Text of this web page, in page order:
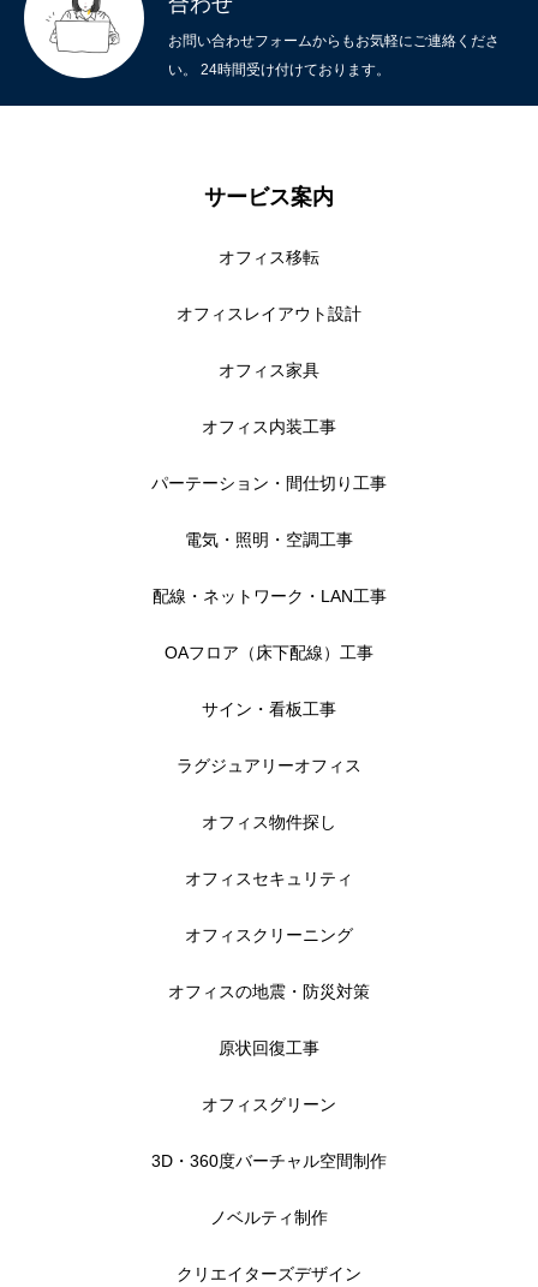
お問い合わせフォームからもお気軽にご連絡くださ
い。 24時間受け付けております。
サービス案内
オフィス移転
オフィスレイアウト設計
オフィス家具
オフィス内装工事
パーテーション・間仕切り工事
電気・照明・空調工事
配線・ネットワーク・LAN工事
OAフロア（床下配線）工事
サイン・看板工事
ラグジュアリーオフィス
オフィス物件探し
オフィスセキュリティ
オフィスクリーニング
オフィスの地震・防災対策
原状回復工事
オフィスグリーン
3D・360度バーチャル空間制作
ノベルティ制作
クリエイターズデザイン